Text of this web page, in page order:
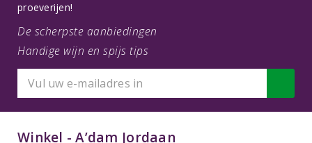
proeverijen!
De scherpste aanbiedingen
Handige wijn en spijs tips
Winkel - A’dam Jordaan